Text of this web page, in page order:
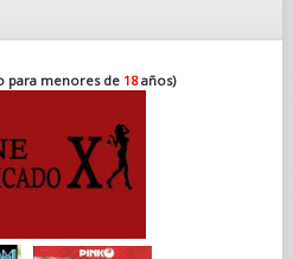
para menores de 18años)